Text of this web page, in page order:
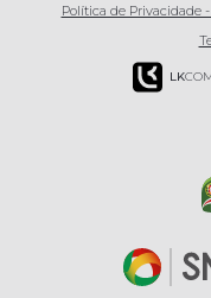
Política de Privacidade
LK